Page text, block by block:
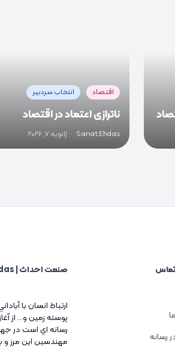
اقتصاد انتخاب سردبیر
ناترازی اعتماد در اقتصاد
Sanat Ehdas
· ژانویه 7, 2026
رسانه
صنعت احداث | Sanat Ehdas
ارتباط انسان با
پوسته زمين و... از
رسانه اي است در
مهندسين اين مرز و